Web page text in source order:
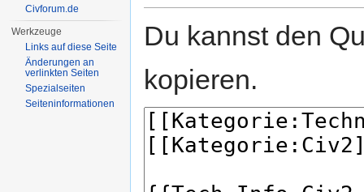
Du kannst den
kopieren.
Civforum.de
Werkzeuge
Links auf diese Seite
Änderungen an
verlinkten Seiten
Spezialseiten
Seiten­informationen